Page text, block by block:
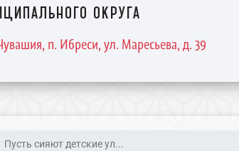
округа
п. Ибреси, ул. Маресьева, д. 39
Пусть сияют детские ул...